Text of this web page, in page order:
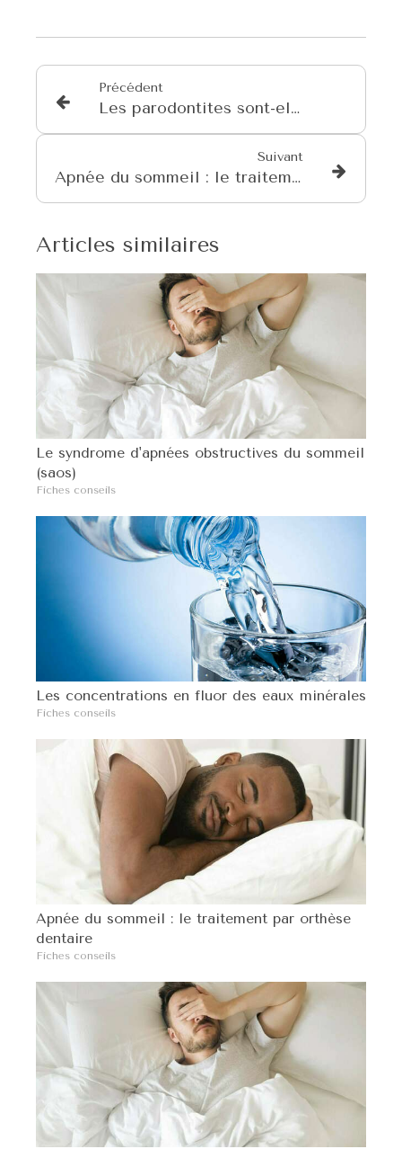
Précédent
Les parodontites sont-elles héréditaires ?
Suivant
Apnée du sommeil : le traitement par orthèse dentaire
Articles similaires
Le syndrome d'apnées obstructives du sommeil
(saos)
Fiches conseils
Les concentrations en fluor des eaux minérales
Fiches conseils
Apnée du sommeil : le traitement par orthèse
dentaire
Fiches conseils